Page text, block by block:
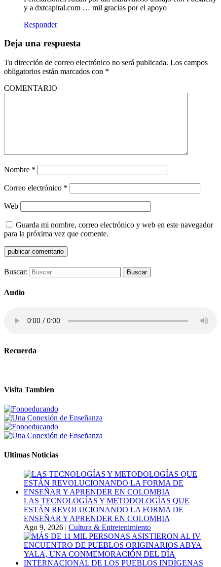
y a dxtcapital.com … mil gracias por el apoyo
Responder
Deja una respuesta
Tu dirección de correo electrónico no será publicada. Los campos
obligatorios están marcados con *
COMENTARIO
Nombre *
Correo electrónico *
Web
Guarda mi nombre, correo electrónico y web en este navegador
para la próxima vez que comente.
Buscar:
Audio
Recuerda
Visita Tambien
Ultimas Noticias
LAS TECNOLOGÍAS Y METODOLOGÍAS QUE
ESTÁN REVOLUCIONANDO LA FORMA DE
ENSEÑAR Y APRENDER EN COLOMBIA
Ago 9, 2026
Cultura & Entretenimiento